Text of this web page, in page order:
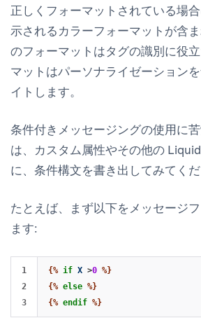
正しくフォーマットされている場
示されるカラーフォーマットが含
のフォーマットはタグの識別に役
マットはパーソナライゼーション
イトします。
条件付きメッセージングの使用に
は、カスタム属性やその他の
に、条件構文を書き出してみてくだ
たとえば、まず以下をメッセージ
ます:
1
2
{% if X >0 %}
{% else %}
{% endif %}